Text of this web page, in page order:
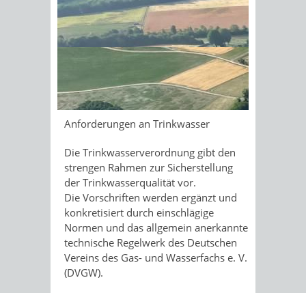
Trinkwasser gilt als unser wichtigstes
Lebensmittel. Für kein anderes
Lebensmittel gelten vergleichbar hohe
Anforderungen und niedrige
Grenzwerte. Kein anderes Lebensmittel
ist besser kontrolliert.
Anforderungen an Trinkwasser
Die Trinkwasserverordnung gibt den
strengen Rahmen zur Sicherstellung
der Trinkwasserqualität vor.
Die Vorschriften werden ergänzt und
konkretisiert durch einschlägige
Normen und das allgemein anerkannte
technische Regelwerk des Deutschen
Vereins des Gas- und Wasserfachs e. V.
(DVGW).